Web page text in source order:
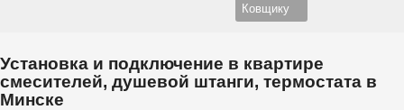
Ковщику
Установка и подключение в квартире
смесителей, душевой штанги, термостата в
Минске